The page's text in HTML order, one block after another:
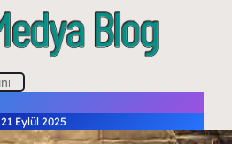
21 Eylül 2025